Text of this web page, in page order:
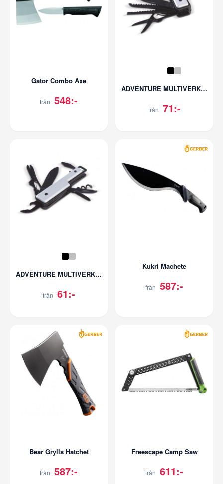
Gator Combo Axe
från 548:-
ADVENTURE MULTIVERKTYG 11-DELARS
från 71:-
ADVENTURE MULTIVERKTYG 7-DELARS
från 61:-
Kukri Machete
från 587:-
Bear Grylls Hatchet
från 587:-
Freescape Camp Saw
från 611:-